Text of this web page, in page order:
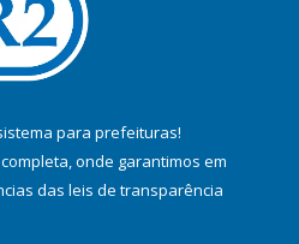
para prefeituras!
completa, onde garantimos em
das leis de transparência